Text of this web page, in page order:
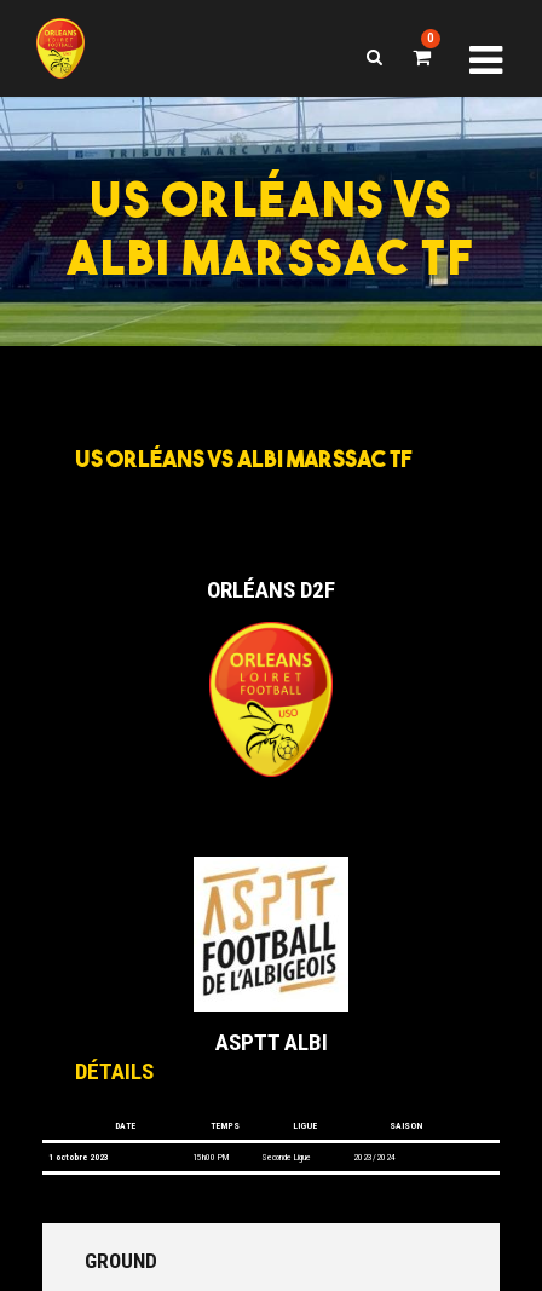
0
US ORLÉANS VS
ALBI MARSSAC TF
US ORLÉANS VS ALBI MARSSAC TF
ORLÉANS D2F
ASPTT ALBI
DÉTAILS
DATE TEMPS LIGUE SAISON
1 octobre 2023 15h00 PM Seconde Ligue 2023/2024
GROUND